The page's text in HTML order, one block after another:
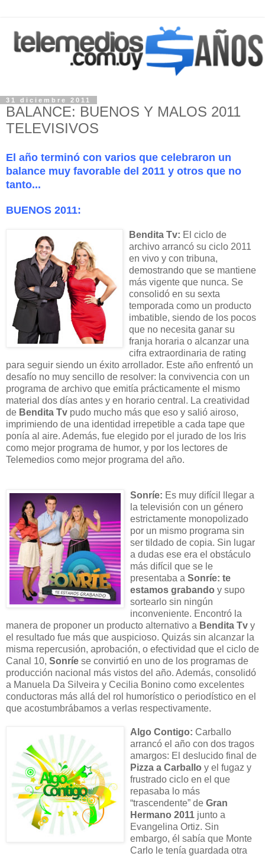
31 diciembre 2011
BALANCE: BUENOS Y MALOS 2011
TELEVISIVOS
El año terminó con varios que celebraron un
balance muy favorable del 2011 y otros que no
tanto...
BUENOS 2011:
Bendita Tv: El ciclo de
archivo arrancó su ciclo 2011
en vivo y con tribuna,
demostrando que se mantiene
más vigente que nunca. Se
consolidó en su sexta
temporada como un producto
imbatible, siendo de los pocos
que no necesita ganar su
franja horaria o alcanzar una
cifra extraordinaria de rating
para seguir siendo un éxito arrollador. Este año enfrentó un
desafío no muy sencillo de resolver: la convivencia con un
programa de archivo que emitía prácticamente el mismo
material dos días antes y en horario central. La creatividad
de Bendita Tv pudo mucho más que eso y salió airoso,
imprimiendo de una identidad irrepetible a cada tape que
ponía al aire. Además, fue elegido por el jurado de los Iris
como mejor programa de humor, y por los lectores de
Telemedios como mejor programa del año.
Sonríe: Es muy difícil llegar a
la televisión con un género
estrictamente monopolizado
por un mismo programa sin
ser tildado de copia. Sin lugar
a dudas ese era el obstáculo
más difícil que se le
presentaba a Sonríe: te
estamos grabando y supo
sortearlo sin ningún
inconveniente. Encontró la
manera de proponer un producto alternativo a Bendita Tv y
el resultado fue más que auspicioso. Quizás sin alcanzar la
misma repercusión, aprobación, o efectividad que el ciclo de
Canal 10, Sonríe se convirtió en uno de los programas de
producción nacional más vistos del año. Además, consolidó
a Manuela Da Silveira y Cecilia Bonino como excelentes
conductoras más allá del rol humorístico o periodístico en el
que acostumbrábamos a verlas respectivamente.
Algo Contigo: Carballo
arrancó el año con dos tragos
amargos: El deslucido final de
Pizza a Carballo y el fugaz y
frustrado ciclo en el que
repasaba lo más
“trascendente” de Gran
Hermano 2011 junto a
Evangelina Ortiz. Sin
embargo, él sabía que Monte
Carlo le tenía guardada otra